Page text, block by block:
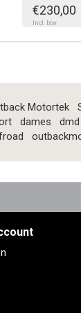
€230,00
Incl. btw
Motortek
dames dmd